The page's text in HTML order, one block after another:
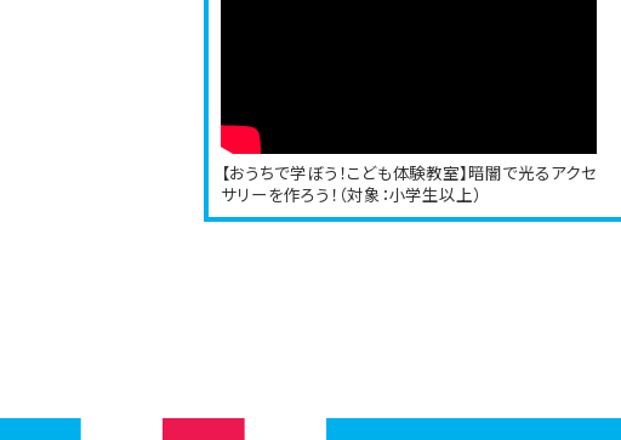
【おうちで学ぼう！こども体験教室】暗闇で光るアクセ
サリーを作ろう！（対象：小学生以上）